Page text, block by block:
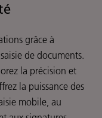
grâce à
de documents.
la précision et
la puissance des
mobile, au